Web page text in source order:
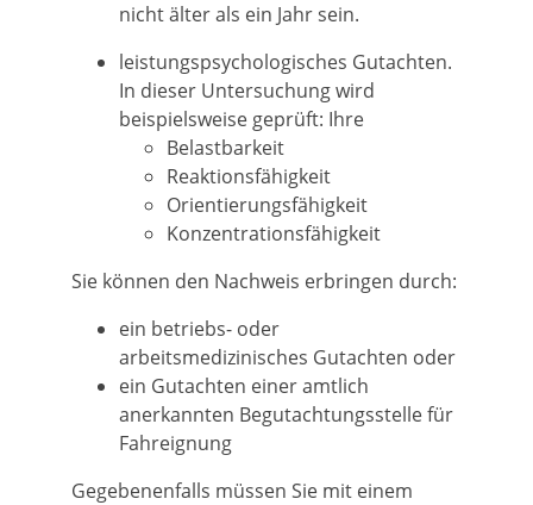
nicht älter als ein Jahr sein.
leistungspsychologisches Gutachten.
In dieser Untersuchung wird
beispielsweise geprüft: Ihre
Belastbarkeit
Reaktionsfähigkeit
Orientierungsfähigkeit
Konzentrationsfähigkeit
Sie können den Nachweis erbringen durch:
ein betriebs- oder
arbeitsmedizinisches Gutachten oder
ein Gutachten einer amtlich
anerkannten Begutachtungsstelle für
Fahreignung
Gegebenenfalls müssen Sie mit einem